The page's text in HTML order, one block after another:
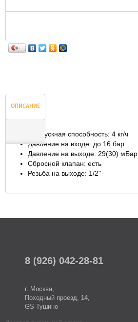
ОПИСАНИЕ
ОТЗЫВЫ
Пропускная способность: 4 кг/ч
Давление на входе: до 16 бар
Давление на выходе: 29(30) мБар
Сбросной клапан: есть
Резьба на выходе: 1/2"
8 (926) 042-28-81
г. Москва,
Походный проезд, 14,
GS Тушино